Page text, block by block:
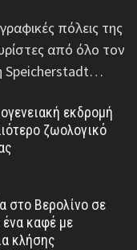
πόλεις της
από όλο τον
Speicherstadt…
εκδρομή
ζωολογικό
στο Βερολίνο σε
καφέ με
κλήσης